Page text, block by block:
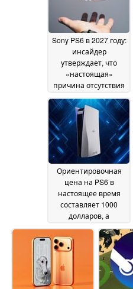
Sony PS6 в 2027 году:
инсайдер
утверждает, что
«настоящая»
причина отсутствия
PS6 не имеет
никакого отношения
к ценам на
оперативную
память
29 June 2026
Ориентировочная
цена на PS6 в
настоящее время
составляет 1000
долларов, а
выпуска может
привести к
дальнейшему
удорожанию
консоли28 June 2026